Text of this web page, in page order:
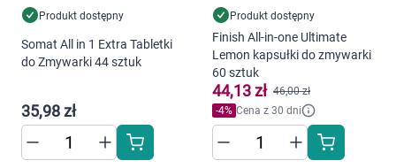
Produkt dostępny
Somat All in 1 Extra Tabletki
do Zmywarki 44 sztuk
35,98 zł
Produkt dostępny
Finish All-in-one Ultimate
Lemon kapsułki do zmywarki
60 sztuk
44,13 zł 46,00 zł
-4% Cena z 30 dni